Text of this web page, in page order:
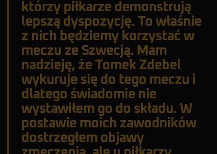
którzy piłkarze demonstrują
lepszą dyspozycję. To właśnie
z nich będziemy korzystać w
meczu ze Szwecją. Mam
nadzieję, że Tomek Zdebel
wykuruje się do tego meczu i
dlatego świadomie nie
wystawiłem go do składu. W
postawie moich zawodników
dostrzegłem objawy